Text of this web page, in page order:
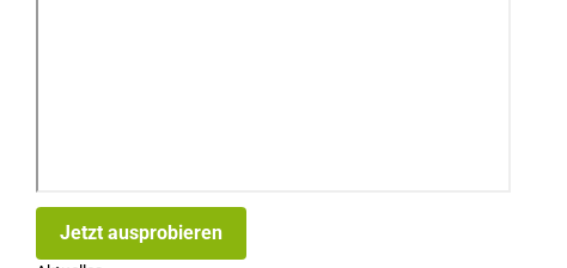
Jetzt ausprobieren